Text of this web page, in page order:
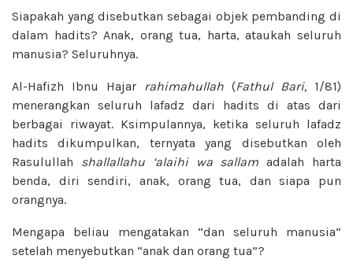
Siapakah yang disebutkan sebagai objek pembanding di
dalam hadits? Anak, orang tua, harta, ataukah seluruh
manusia? Seluruhnya.
Al-Hafizh Ibnu Hajar rahimahullah (Fathul Bari, 1/81)
menerangkan seluruh lafadz dari hadits di atas dari
berbagai riwayat. Ksimpulannya, ketika seluruh lafadz
hadits dikumpulkan, ternyata yang disebutkan oleh
Rasulullah shallallahu ‘alaihi wa sallam adalah harta
benda, diri sendiri, anak, orang tua, dan siapa pun
orangnya.
Mengapa beliau mengatakan “dan seluruh manusia”
setelah menyebutkan “anak dan orang tua”?